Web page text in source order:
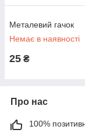
Металевий гачок
Немає в наявності
25 ₴
Про нас
100%